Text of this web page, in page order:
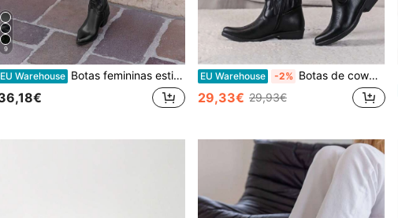
9
EU Warehouse Botas femininas estilo Western Camel com salto - Estilo Cowboy chique com strass EU Warehouse -2% Botas de cowboy estilo western com blocos de cores e cano médio, lançamento de 2025, sapatos para o Natal e Ano Novo, Dia dos Namorados e primavera
29,33€ 29,93€